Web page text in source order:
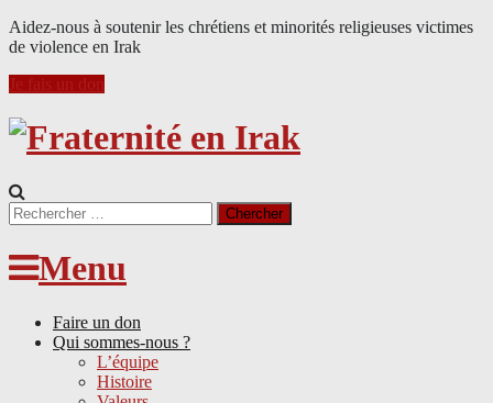
Aidez-nous à soutenir les chrétiens et minorités religieuses victimes
de violence en Irak
Je fais un don
Search
for:
Menu
Faire un don
Qui sommes-nous ?
L’équipe
Histoire